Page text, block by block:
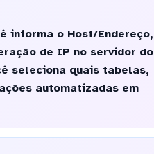
informa o Host/Endereço,
de IP no servidor do
seleciona quais tabelas,
automatizadas em